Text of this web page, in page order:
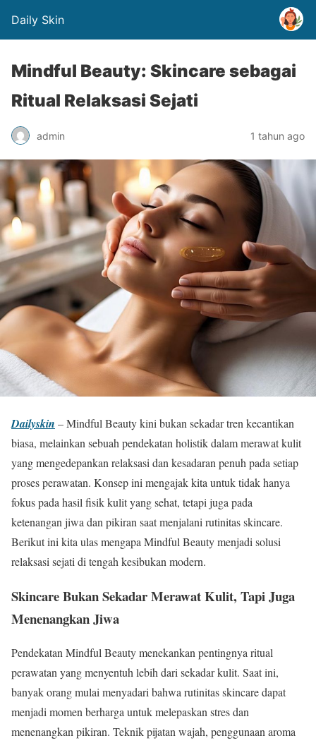
Daily Skin
Mindful Beauty: Skincare sebagai
Ritual Relaksasi Sejati
admin 1 tahun ago
Dailyskin – Mindful Beauty kini bukan sekadar tren kecantikan
biasa, melainkan sebuah pendekatan holistik dalam merawat kulit
yang mengedepankan relaksasi dan kesadaran penuh pada setiap
proses perawatan. Konsep ini mengajak kita untuk tidak hanya
fokus pada hasil fisik kulit yang sehat, tetapi juga pada
ketenangan jiwa dan pikiran saat menjalani rutinitas skincare.
Berikut ini kita ulas mengapa Mindful Beauty menjadi solusi
relaksasi sejati di tengah kesibukan modern.
Skincare Bukan Sekadar Merawat Kulit, Tapi Juga
Menenangkan Jiwa
Pendekatan Mindful Beauty menekankan pentingnya ritual
perawatan yang menyentuh lebih dari sekadar kulit. Saat ini,
banyak orang mulai menyadari bahwa rutinitas skincare dapat
menjadi momen berharga untuk melepaskan stres dan
menenangkan pikiran. Teknik pijatan wajah, penggunaan aroma